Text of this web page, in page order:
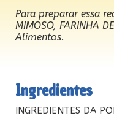
Para preparar essa
MIMOSO, FARINHA
Alimentos.
Ingredientes
INGREDIENTES DA